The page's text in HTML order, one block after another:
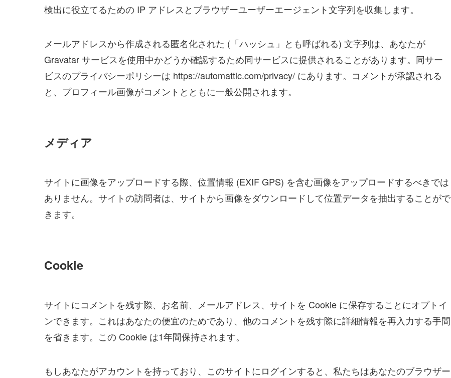
検出に役立てるための IP アドレスとブラウザーユーザーエージェント文字列を収集します。
メールアドレスから作成される匿名化された (「ハッシュ」とも呼ばれる) 文字列は、あなたが
Gravatar サービスを使用中かどうか確認するため同サービスに提供されることがあります。同サー
ビスのプライバシーポリシーは https://automattic.com/privacy/ にあります。コメントが承認される
と、プロフィール画像がコメントとともに一般公開されます。
メディア
サイトに画像をアップロードする際、位置情報 (EXIF GPS) を含む画像をアップロードするべきでは
ありません。サイトの訪問者は、サイトから画像をダウンロードして位置データを抽出することがで
きます。
Cookie
サイトにコメントを残す際、お名前、メールアドレス、サイトを Cookie に保存することにオプトイ
ンできます。これはあなたの便宜のためであり、他のコメントを残す際に詳細情報を再入力する手間
を省きます。この Cookie は1年間保持されます。
もしあなたがアカウントを持っており、このサイトにログインすると、私たちはあなたのブラウザー